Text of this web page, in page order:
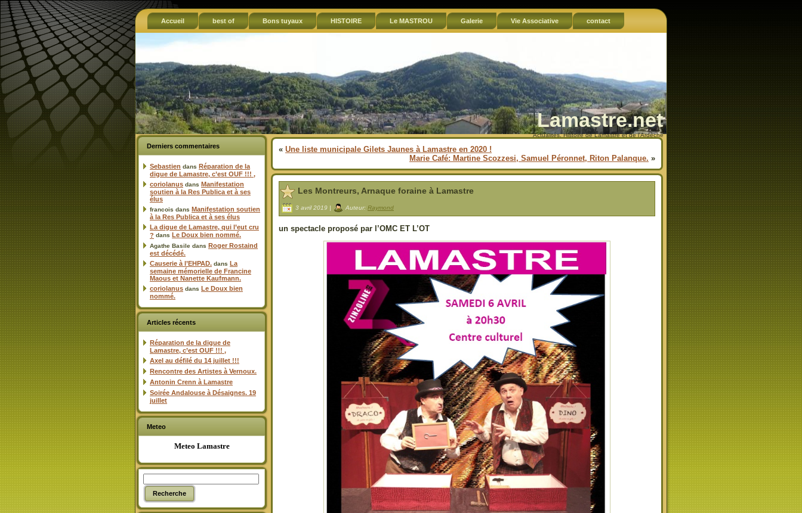
Accueil best of Bons tuyaux HISTOIRE Le MASTROU Galerie Vie Associative contact
Lamastre.net
Actualités, Histoire de Lamastre et de l'Ardèche
Derniers commentaires
Sebastien dans Réparation de la
digue de Lamastre, c’est OUF !!! ,
coriolanus dans Manifestation
soutien à la Res Publica et à ses
élus
francois dans Manifestation soutien
à la Res Publica et à ses élus
La digue de Lamastre, qui l’eut cru
? dans Le Doux bien nommé.
Agathe Basile dans Roger Rostaind
est décédé.
Causerie à l’EHPAD. dans La
semaine mémorielle de Francine
Maous et Nanette Kaufmann.
coriolanus dans Le Doux bien
nommé.
Articles récents
Réparation de la digue de
Lamastre, c’est OUF !!! ,
Axel au défilé du 14 juillet !!!
Rencontre des Artistes à Vernoux.
Antonin Crenn à Lamastre
Soirée Andalouse à Désaignes. 19
juillet
Meteo
Meteo Lamastre
« Une liste municipale Gilets Jaunes à Lamastre en 2020 !
Marie Café: Martine Scozzesi, Samuel Péronnet, Riton Palanque. »
Les Montreurs, Arnaque foraine à Lamastre
3 avril 2019 | Auteur: Raymond
un spectacle proposé par l’OMC ET L’OT